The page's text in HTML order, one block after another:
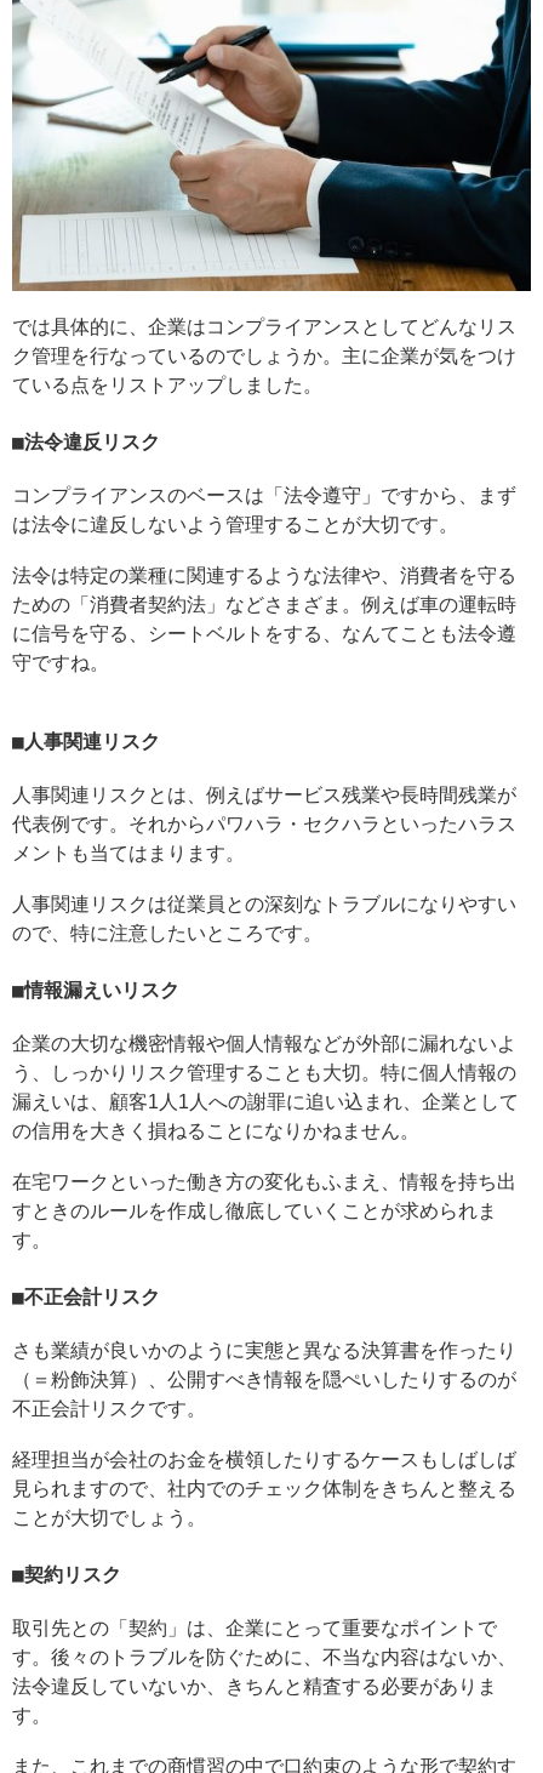
では具体的に、企業はコンプライアンスとしてどんなリス
ク管理を行なっているのでしょうか。主に企業が気をつけ
ている点をリストアップしました。
法令違反リスク
コンプライアンスのベースは「法令遵守」ですから、まず
は法令に違反しないよう管理することが大切です。
法令は特定の業種に関連するような法律や、消費者を守る
ための「消費者契約法」などさまざま。例えば車の運転時
に信号を守る、シートベルトをする、なんてことも法令遵
守ですね。
人事関連リスク
人事関連リスクとは、例えばサービス残業や長時間残業が
代表例です。それからパワハラ・セクハラといったハラス
メントも当てはまります。
人事関連リスクは従業員との深刻なトラブルになりやすい
ので、特に注意したいところです。
情報漏えいリスク
企業の大切な機密情報や個人情報などが外部に漏れないよ
う、しっかりリスク管理することも大切。特に個人情報の
漏えいは、顧客1人1人への謝罪に追い込まれ、企業として
の信用を大きく損ねることになりかねません。
在宅ワークといった働き方の変化もふまえ、情報を持ち出
すときのルールを作成し徹底していくことが求められま
す。
不正会計リスク
さも業績が良いかのように実態と異なる決算書を作ったり
（＝粉飾決算）、公開すべき情報を隠ぺいしたりするのが
不正会計リスクです。
経理担当が会社のお金を横領したりするケースもしばしば
見られますので、社内でのチェック体制をきちんと整える
ことが大切でしょう。
契約リスク
取引先との「契約」は、企業にとって重要なポイントで
す。後々のトラブルを防ぐために、不当な内容はないか、
法令違反していないか、きちんと精査する必要がありま
す。
また、これまでの商慣習の中で口約束のような形で契約す